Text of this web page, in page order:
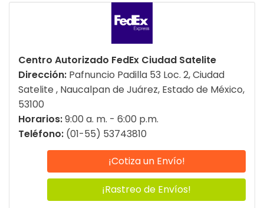
Centro Autorizado FedEx Ciudad Satelite
Dirección: Pafnuncio Padilla 53 Loc. 2, Ciudad
Satelite , Naucalpan de Juárez, Estado de México,
53100
Horarios:9:00 a. m. - 6:00 p.m.
Teléfono: (01-55) 53743810
¡Cotiza un Envío!
¡Rastreo de Envíos!